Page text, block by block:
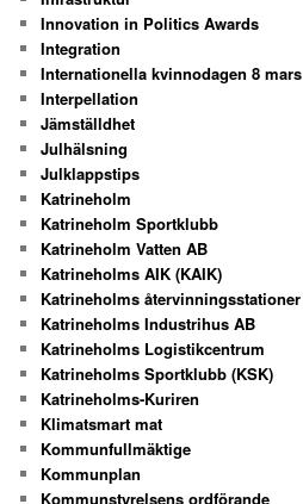
Innovation in Politics Awards
Integration
Internationella kvinnodagen 8 mars
Interpellation
Jämställdhet
Julhälsning
Julklappstips
Katrineholm
Katrineholm Sportklubb
Katrineholm Vatten AB
Katrineholms AIK (KAIK)
Katrineholms återvinningsstationer
Katrineholms Industrihus AB
Katrineholms Logistikcentrum
Katrineholms Sportklubb (KSK)
Katrineholms-Kuriren
Klimatsmart mat
Kommunfullmäktige
Kommunplan
Kommunstyrelsens ordförande